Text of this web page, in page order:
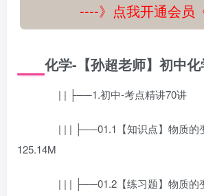
----》点我开通会员
化学-【孙超老师】初中化
| | ├──1.初中-考点精讲70讲
| | | ├──01.1【知识点】物质的
125.14M
| | | ├──01.2【练习题】物质的